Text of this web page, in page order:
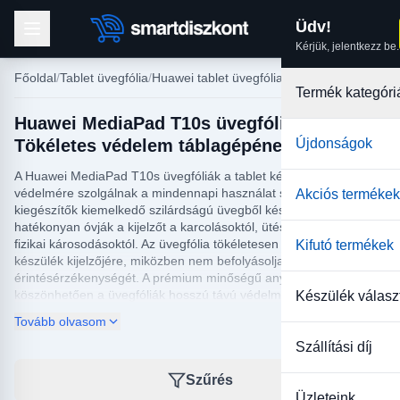
Üdv!
Kérjük, jelentkezz be.
Termék
Újdonságok
Akciós termékek
Kifutó termékek
Készülék
Szállítási díj
Főoldal Tablet üvegfólia Huawei tablet üvegfólia
Huawei MediaPad T10s üvegfólia –
Tökéletes védelem táblagépének
A Huawei MediaPad T10s üvegfóliák a tablet készüléked
védelmére szolgálnak a mindennapi használat során. Ezek a
kiegészítők kiemelkedő szilárdságú üvegből készülnek, így
hatékonyan óvják a kijelzőt a karcolásoktól, ütésektől és más
fizikai károsodásoktól. Az üvegfólia tökéletesen illeszkedik a
készülék kijelzőjére, miközben nem befolyásolja a képernyő
érintésérzékenységét. A prémium minőségű anyagoknak
köszönhetően a üvegfóliák hosszú távú védelmet biztosítanak,
élettartamának meghosszabbítása érdekében.
gyors, a speciális ragasztásnak köszönhetően nem maradnak
buborékok a képernyő és az üvegfólia között. Könnyedén tisztán
Tovább olvasom
Szűrés